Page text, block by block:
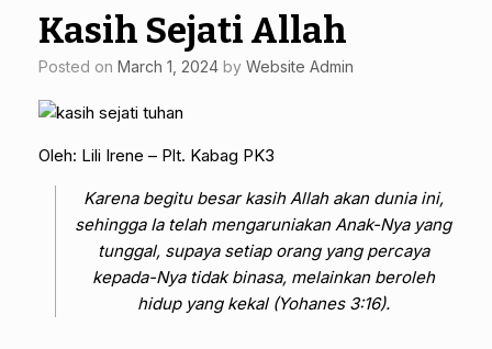
Kasih Sejati Allah
Posted on March 1, 2024 by Website Admin
Oleh: Lili Irene – Plt. Kabag PK3
Karena begitu besar kasih Allah akan dunia ini,
sehingga Ia telah mengaruniakan Anak-Nya yang
tunggal, supaya setiap orang yang percaya
kepada-Nya tidak binasa, melainkan beroleh
hidup yang kekal (Yohanes 3:16).